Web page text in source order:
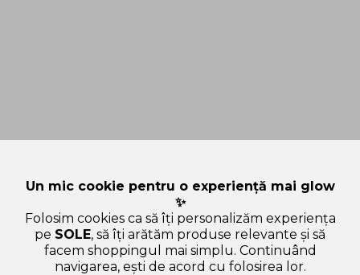
Un mic cookie pentru o experiență mai glow
✨
Folosim cookies ca să îți personalizăm experiența
pe SOLE, să îți arătăm produse relevante și să
facem shoppingul mai simplu. Continuând
navigarea, ești de acord cu folosirea lor.